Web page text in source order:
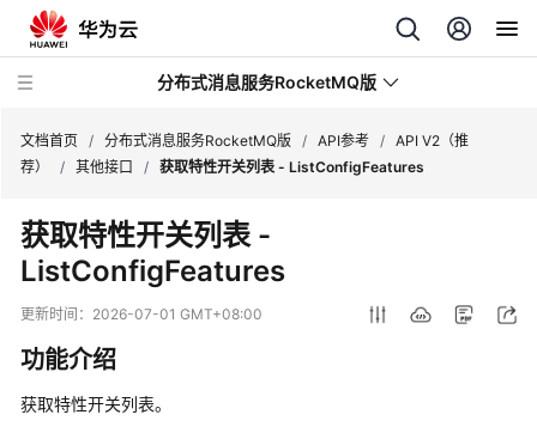
分布式消息服务RocketMQ版
新
动
服
务
公
文档首页 / 分布式消息服务RocketMQ版 / API参考 / API V2（推
荐）
/ 其他接口 / 获取特性开关列表 - ListConfigFeatures
获取特性开关列表 -
ListConfigFeatures
更新时间： 2026-07-01 GMT+08:00
功能介绍
获取特性开关列表。